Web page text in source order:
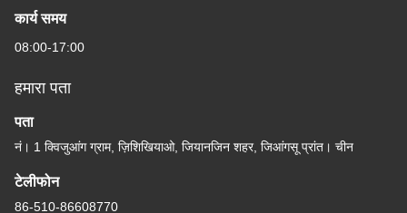
कार्य समय
08:00-17:00
हमारा पता
पता
नं। 1 क्विजुआंग ग्राम, ज़िशिखियाओ, जियानजिन शहर, जिआंगसू प्रांत। चीन
टेलीफोन
86-510-86608770